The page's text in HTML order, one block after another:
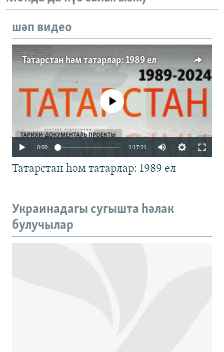
шәп видео
Татарстан һәм татарлар: 1989 ел
No media source currently available
0:00 1:17:21
Татарстан һәм татарлар: 1989 ел
Украинадагы сугышта һәлак
булучылар